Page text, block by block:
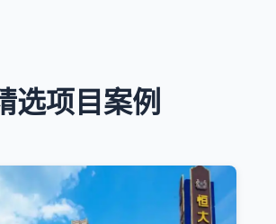
选项目案例